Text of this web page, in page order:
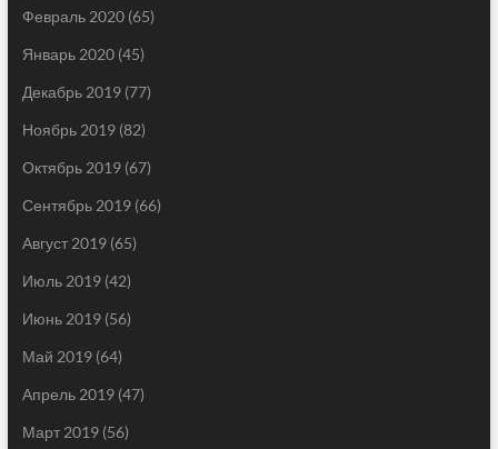
Февраль 2020(65)
Январь 2020(45)
Декабрь 2019(77)
Ноябрь 2019(82)
Октябрь 2019(67)
Сентябрь 2019(66)
Август 2019(65)
Июль 2019(42)
Июнь 2019(56)
Май 2019(64)
Апрель 2019(47)
Март 2019(56)